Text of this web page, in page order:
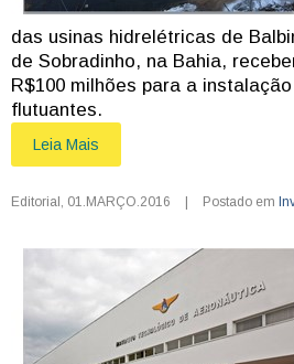
das usinas hidrelétricas de
de Sobradinho, na Bahia,
R$100 milhões para a
flutuantes.
Leia Mais
Editorial 01.MARÇO.2016 | Postado em